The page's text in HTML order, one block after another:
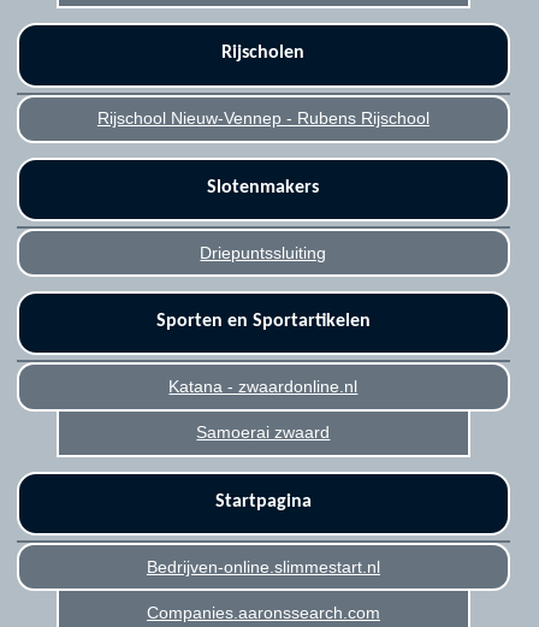
Rijscholen
Rijschool Nieuw-Vennep - Rubens Rijschool
Slotenmakers
Driepuntssluiting
Sporten en Sportartikelen
Katana - zwaardonline.nl
Samoerai zwaard
Startpagina
Bedrijven-online.slimmestart.nl
Companies.aaronssearch.com